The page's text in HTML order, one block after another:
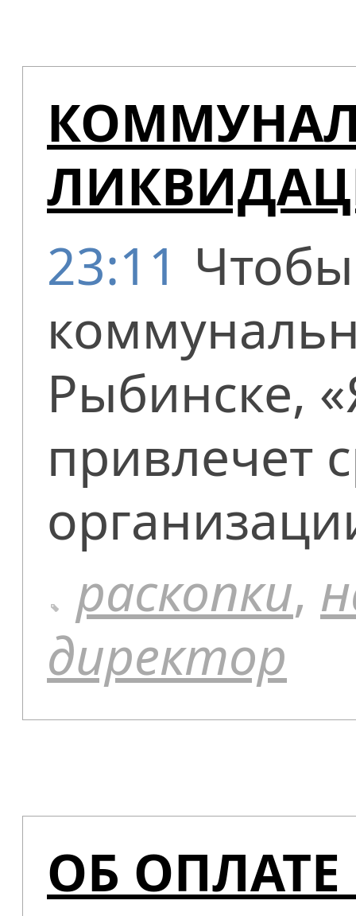
23:11
Рыбинске,
привлечет
раскопки,
директор
ОБ